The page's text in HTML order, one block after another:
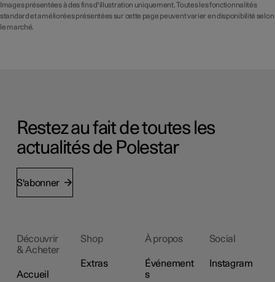
Images présentées à des fins d'illustration uniquement. Toutes les fonctionnalités
standard et améliorées présentées sur cette page peuvent varier en disponibilité selon
le marché.
Restez au fait de toutes les
actualités de Polestar
S'abonner
Découvrir
& Acheter
Accueil
Shop
Extras
À propos
Événement
s
Social
Instagram